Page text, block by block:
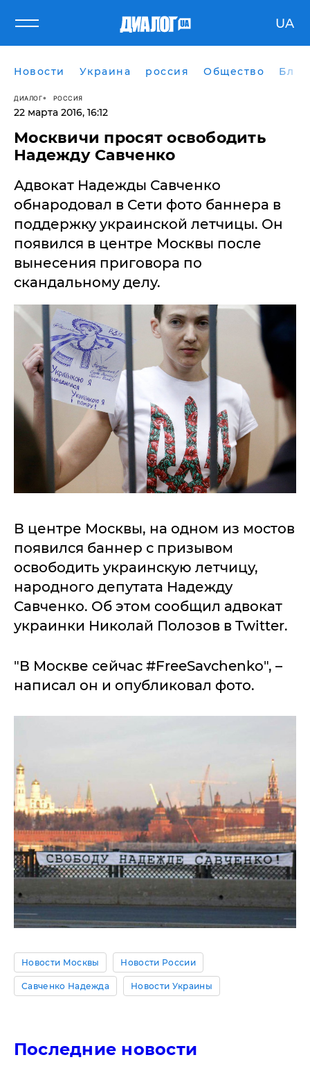
UA
Новости Украина россия Общество
ДИАЛОГ РОССИЯ
22 марта 2016, 16:12
Москвичи просят освободить
Надежду Савченко
Адвокат Надежды Савченко
обнародовал в Сети фото баннера в
поддержку украинской летчицы. Он
появился в центре Москвы после
вынесения приговора по
скандальному делу.
В центре Москвы, на одном из мостов
появился баннер с призывом
освободить украинскую летчицу,
народного депутата Надежду
Савченко. Об этом сообщил адвокат
украинки Николай Полозов в Twitter.
"В Москве сейчас #FreeSavchenko", –
написал он и опубликовал фото.
Новости Москвы Новости России
Савченко Надежда Новости Украины
Последние новости